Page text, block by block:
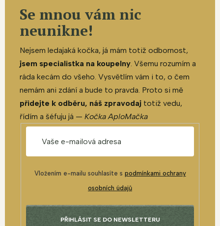
Se mnou vám nic
neunikne!
Nejsem ledajaká kočka, já mám totiž odbornost,
jsem specialistka na koupelny. Všemu rozumím a
ráda kecám do všeho. Vysvětlím vám i to, o čem
nemám ani zdání a bude to pravda. Proto si mě
přidejte k odběru, náš zpravodaj totiž vedu,
řídím a šéfuju já — Kočka AploMačka
Vložením e-mailu souhlasíte s podmínkami ochrany
osobních údajů
PŘIHLÁSIT SE DO NEWSLETTERU